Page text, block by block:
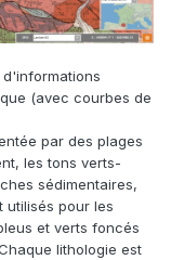
(avec courbes de
par des plages
les tons verts-
sédimentaires,
utilisés pour les
et verts foncés
lithologie est